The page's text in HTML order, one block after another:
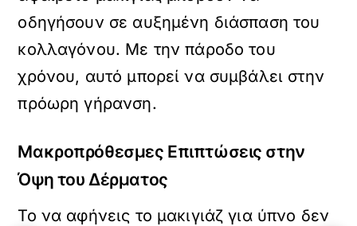
οδηγήσουν σε αυξημένη διάσπαση του
κολλαγόνου. Με την πάροδο του
χρόνου, αυτό μπορεί να συμβάλει στην
πρόωρη γήρανση.
Μακροπρόθεσμες Επιπτώσεις στην
Όψη του Δέρματος
Το να αφήνεις το μακιγιάζ για ύπνο δεν